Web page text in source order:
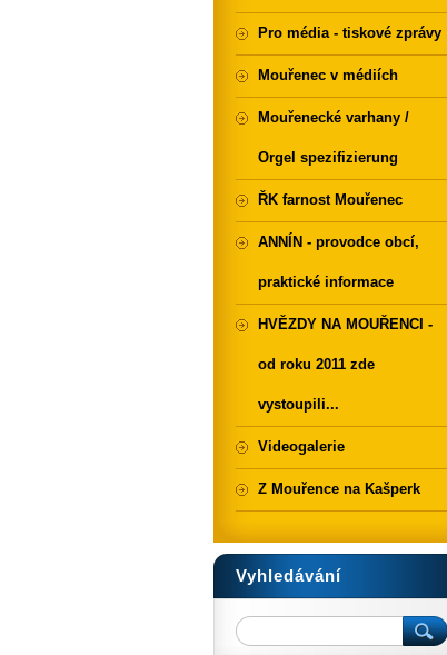
Pro média - tiskové zprávy
Mouřenec v médiích
Mouřenecké varhany /
Orgel spezifizierung
ŘK farnost Mouřenec
ANNÍN - provodce obcí,
praktické informace
HVĚZDY NA MOUŘENCI -
od roku 2011 zde
vystoupili...
Videogalerie
Z Mouřence na Kašperk
Vyhledávání